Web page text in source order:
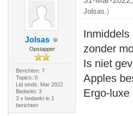
Jolsas
Opstapper
Berichten: 7
Topics: 0
Lid sinds: Mar 2022
Bedankt: 3
3 x bedankt in 1
berichten
Jolsas.)
zonder
Is niet
Apples
Ergo-luxe